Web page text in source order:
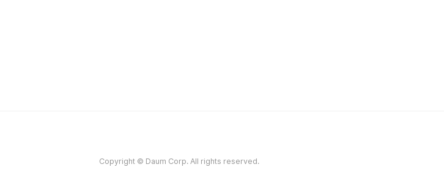
Copyright © Daum Corp. All rights reserved.